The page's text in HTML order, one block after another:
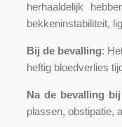
herhaaldelijk
bekkeninstabiliteit,
Bij de bevalling:
heftig bloedverlies
Na de bevalling
plassen, obstipatie,